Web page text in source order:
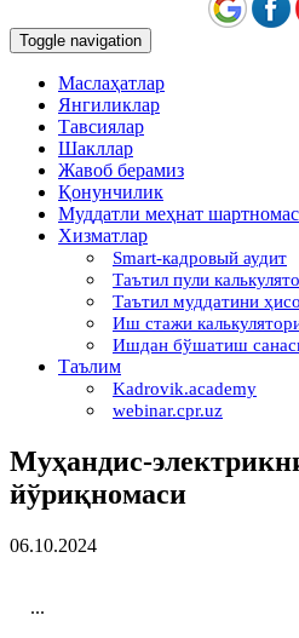
Toggle navigation
Маслаҳатлар
Янгиликлар
Тавсиялар
Шакллар
Жавоб берамиз
Қонунчилик
Муддатли меҳнат
Хизматлар
Smart-кадровый аудит
Таътил пули
Таътил муддатини
Иш стажи
Ишдан бўшатиш
Таълим
Kadrovik.academy
webinar.cpr.uz
Муҳандис-
йўриқномаси
06.10.2024
...